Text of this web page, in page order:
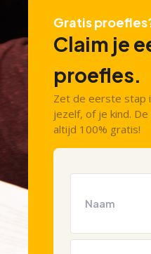
Gratis
Claim je
proefles.
Zet de eerste stap
jezelf, of je kind.
altijd 100% gratis!
Telefoon